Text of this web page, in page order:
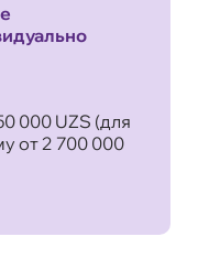
000 UZS (для
от 2 700 000